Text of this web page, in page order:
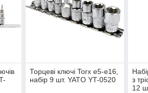
Торцеві ключі Torx e5-e16,
набір 9 шт. YATO YT-0520
з
12